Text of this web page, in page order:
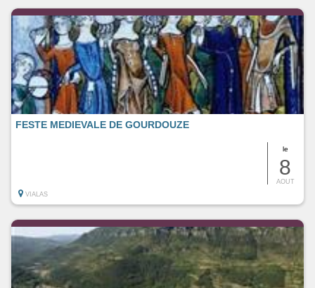
le
8
AOUT
FESTE MEDIEVALE DE GOURDOUZE
VIALAS